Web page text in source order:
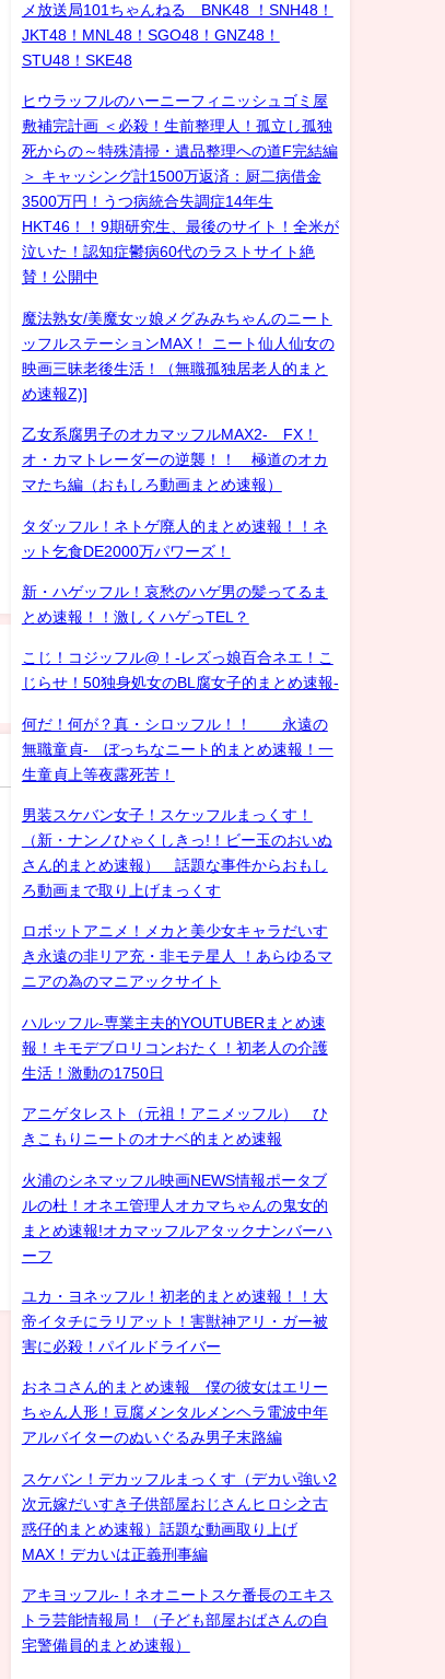
メ放送局101ちゃんねる BNK48 ！SNH48！
JKT48！MNL48！SGO48！GNZ48！
STU48！SKE48
ヒウラッフルのハーニーフィニッシュゴミ屋
敷補完計画 ＜必殺！生前整理人！孤立し孤独
死からの～特殊清掃・遺品整理への道F完結編
＞ キャッシング計1500万返済：厨二病借金
3500万円！うつ病統合失調症14年生
HKT46！！9期研究生、最後のサイト！全米が
泣いた！認知症鬱病60代のラストサイト絶
賛！公開中
魔法熟女/美魔女ッ娘メグみみちゃんのニート
ッフルステーションMAX！ ニート仙人仙女の
映画三昧老後生活！（無職孤独居老人的まと
め速報Z)]
乙女系腐男子のオカマッフルMAX2- FX！
オ・カマトレーダーの逆襲！！ 極道のオカ
マたち編（おもしろ動画まとめ速報）
タダッフル！ネトゲ廃人的まとめ速報！！ネ
ット乞食DE2000万パワーズ！
新・ハゲッフル！哀愁のハゲ男の髪ってるま
とめ速報！！激しくハゲっTEL？
こじ！コジッフル@！-レズっ娘百合ネエ！こ
じらせ！50独身処女のBL腐女子的まとめ速報-
何だ！何が？真・シロッフル！！ 永遠の
無職童貞- ぼっちなニート的まとめ速報！一
生童貞上等夜露死苦！
男装スケバン女子！スケッフルまっくす！
（新・ナンノひゃくしきっ!！ビー玉のおいぬ
さん的まとめ速報） 話題な事件からおもし
ろ動画まで取り上げまっくす
ロボットアニメ！メカと美少女キャラだいす
き永遠の非リア充・非モテ星人 ！あらゆるマ
ニアの為のマニアックサイト
ハルッフル-専業主夫的YOUTUBERまとめ速
報！キモデブロリコンおたく！初老人の介護
生活！激動の1750日
アニゲタレスト（元祖！アニメッフル） ひ
きこもりニートのオナベ的まとめ速報
火浦のシネマッフル映画NEWS情報ポータブ
ルの杜！オネエ管理人オカマちゃんの鬼女的
まとめ速報!オカマッフルアタックナンバーハ
ーフ
ユカ・ヨネッフル！初老的まとめ速報！！大
帝イタチにラリアット！害獣神アリ・ガー被
害に必殺！パイルドライバー
おネコさん的まとめ速報 僕の彼女はエリー
ちゃん人形！豆腐メンタルメンヘラ電波中年
アルバイターのぬいぐるみ男子末路編
スケバン！デカッフルまっくす（デカい強い2
次元嫁だいすき子供部屋おじさんヒロシ之古
惑仔的まとめ速報）話題な動画取り上げ
MAX！デカいは正義刑事編
アキヨッフル-！ネオニートスケ番長のエキス
トラ芸能情報局！（子ども部屋おばさんの自
宅警備員的まとめ速報）